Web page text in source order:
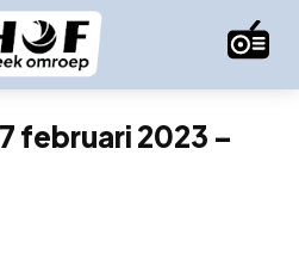
februari 2023 –